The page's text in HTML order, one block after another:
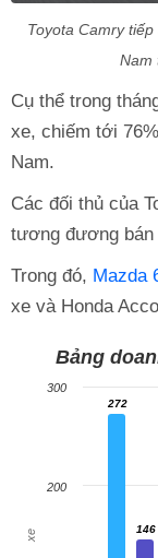
Toyota Camry
Nam
Cụ thể trong
xe, chiếm tới
Nam.
Các đối thủ của
tương đương bán
Trong đó, Mazda
xe và Honda
xe
Bảng
272
272
146
146
200
300